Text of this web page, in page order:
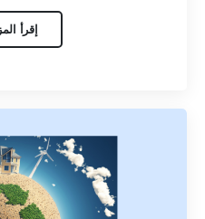
إقرأ